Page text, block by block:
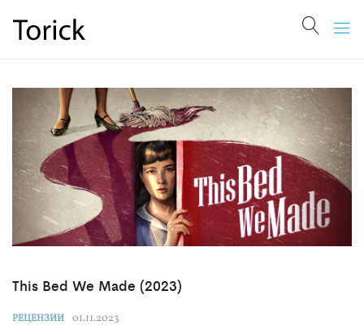
This Bed We Made (2023)
РЕЦЕНЗИИ 01.11.2023